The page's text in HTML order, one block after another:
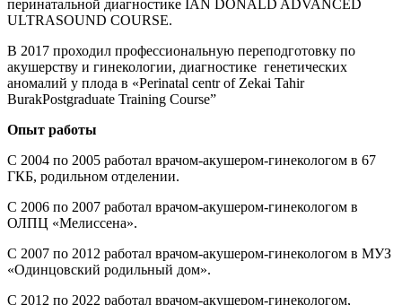
перинатальной диагностике IAN DONALD ADVANCED
ULTRASOUND COURSE.
В 2017 проходил профессиональную переподготовку по
акушерству и гинекологии, диагностике генетических
аномалий у плода в «Perinatal centr of Zekai Tahir
BurakPostgraduate Training Course”
Опыт работы
С 2004 по 2005 работал врачом-акушером-гинекологом в 67
ГКБ, родильном отделении.
С 2006 по 2007 работал врачом-акушером-гинекологом в
ОЛПЦ «Мелиссена».
С 2007 по 2012 работал врачом-акушером-гинекологом в МУЗ
«Одинцовский родильный дом».
С 2012 по 2022 работал врачом-акушером-гинекологом,